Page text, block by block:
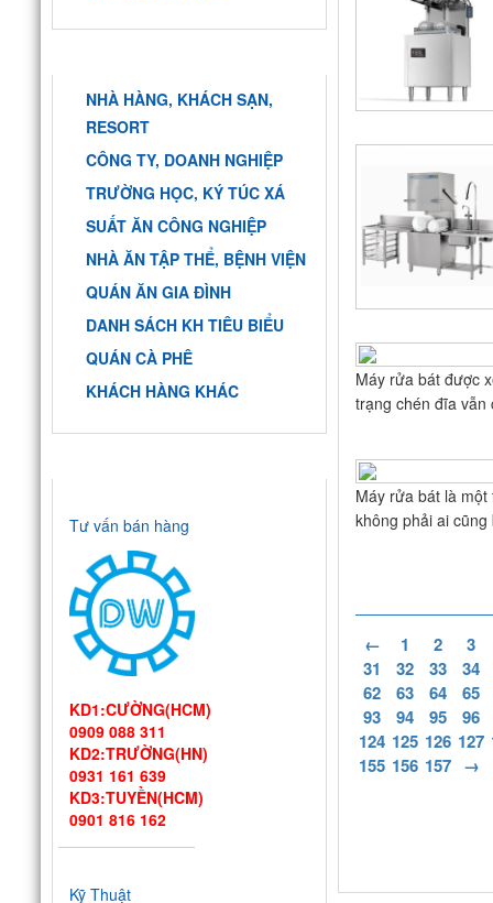
NHÀ HÀNG, KHÁCH SẠN,
RESORT
CÔNG TY, DOANH NGHIỆP
TRƯỜNG HỌC, KÝ TÚC XÁ
SUẤT ĂN CÔNG NGHIỆP
NHÀ ĂN TẬP THỂ, BỆNH VIỆN
QUÁN ĂN GIA ĐÌNH
DANH SÁCH KH TIÊU BIỂU
QUÁN CÀ PHÊ
KHÁCH HÀNG KHÁC
Tư vấn bán hàng
KD1:CƯỜNG(HCM)
0909 088 311
KD2:TRƯỜNG(HN)
0931 161 639
KD3:TUYỀN(HCM)
0901 816 162
Kỹ Thuật
Thiết kế bếp
một chiều đạt
chuẩn VSATTP
– Gợi ý quy trình & thiết bị
từ chuyên gia DIWA
Máy rửa bát được
trạng chén đĩa vẫn
Máy rửa bát là
không phải ai
← 1 2 3
31
32 33 34
62
63 64 65
93
94 95 96
124 125 126 127
155 156 157 →